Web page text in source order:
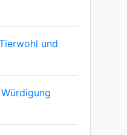
und